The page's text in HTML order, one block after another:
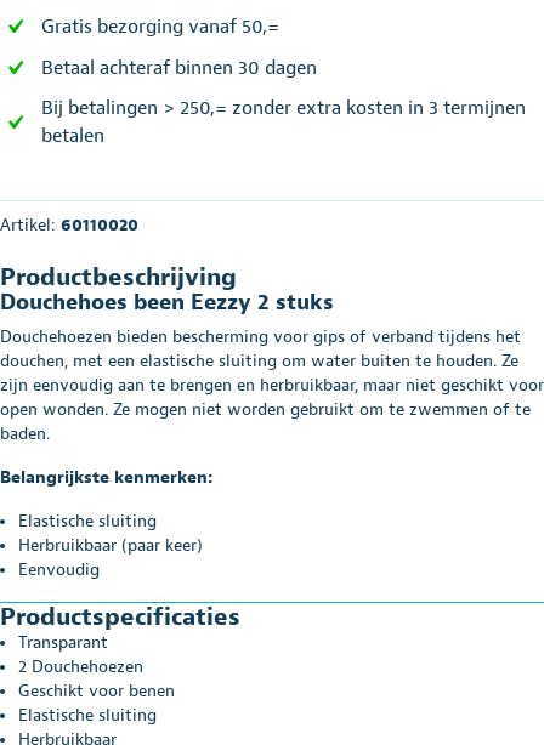
Gratis bezorging vanaf 50,=
Betaal achteraf binnen 30 dagen
Bij betalingen > 250,= zonder extra kosten in 3 termijnen
betalen
Artikel: 60110020
Productbeschrijving
Douchehoes been Eezzy 2 stuks
Douchehoezen bieden bescherming voor gips of verband tijdens het
douchen, met een elastische sluiting om water buiten te houden. Ze
zijn eenvoudig aan te brengen en herbruikbaar, maar niet geschikt voor
open wonden. Ze mogen niet worden gebruikt om te zwemmen of te
baden.
Belangrijkste kenmerken:
Elastische sluiting
Herbruikbaar (paar keer)
Eenvoudig
Productspecificaties
Transparant
2 Douchehoezen
Geschikt voor benen
Elastische sluiting
Herbruikbaar